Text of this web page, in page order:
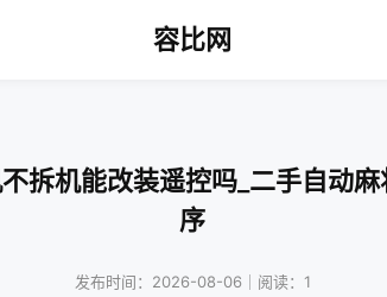
容比网
拆机能改装遥控吗_二手自动
序
发布时间：2026-08-06｜阅读：1